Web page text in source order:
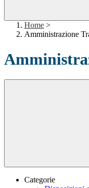
Home >
Amministrazione
Categorie